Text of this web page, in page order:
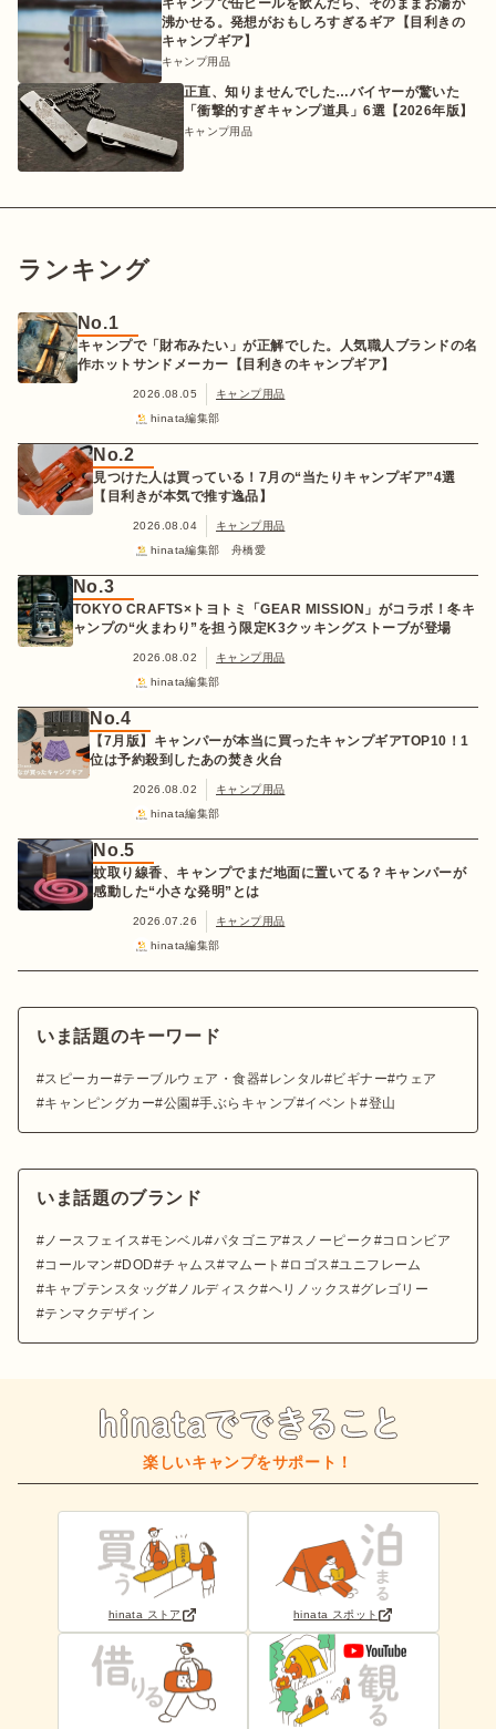
キャンプで缶ビールを飲んだら、そのままお湯が
沸かせる。発想がおもしろすぎるギア【目利きの
キャンプギア】
キャンプ用品
正直、知りませんでした…バイヤーが驚いた
「衝撃的すぎキャンプ道具」6選【2026年版】
キャンプ用品
ランキング
No.1
キャンプで「財布みたい」が正解でした。人気職人ブランドの名
作ホットサンドメーカー【目利きのキャンプギア】
2026.08.05
キャンプ用品
hinata編集部
No.2
見つけた人は買っている！7月の“当たりキャンプギア”4選
【目利きが本気で推す逸品】
2026.08.04
キャンプ用品
hinata編集部 舟橋愛
No.3
TOKYO CRAFTS×トヨトミ「GEAR MISSION」がコラボ！冬キ
ャンプの“火まわり”を担う限定K3クッキングストーブが登場
2026.08.02
キャンプ用品
hinata編集部
No.4
【7月版】キャンパーが本当に買ったキャンプギアTOP10！1
位は予約殺到したあの焚き火台
2026.08.02
キャンプ用品
hinata編集部
No.5
蚊取り線香、キャンプでまだ地面に置いてる？キャンパーが
感動した“小さな発明”とは
2026.07.26
キャンプ用品
hinata編集部
いま話題のキーワード
スピーカー テーブルウェア・食器 レンタル ビギナー
ウェア
キャンピングカー 公園 手ぶらキャンプ イベント 登山
いま話題のブランド
ノースフェイス モンベル パタゴニア スノーピーク
コロンビア
コールマン
DOD チャムス マムート ロゴス
ユニフレーム
キャプテンスタッグ
ノルディスク ヘリノックス
グレゴリー
テンマクデザイン
楽しいキャンプをサポート！
hinata ストア hinata スポット